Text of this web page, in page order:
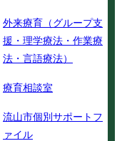
外来療育（グループ支
援・理学療法・作業療
法・言語療法）
療育相談室
流山市個別サポートフ
ァイル